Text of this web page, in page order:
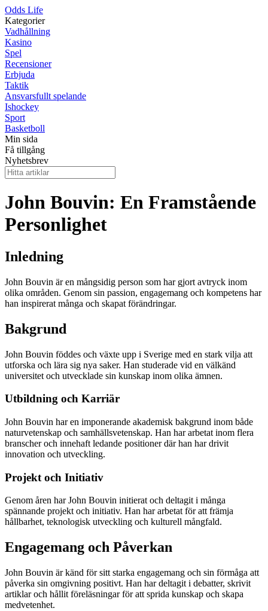
Odds Life
Kategorier
Vadhållning
Kasino
Spel
Recensioner
Erbjuda
Taktik
Ansvarsfullt spelande
Ishockey
Sport
Basketboll
Min sida
Få tillgång
Nyhetsbrev
John Bouvin: En Framstående
Personlighet
Inledning
John Bouvin är en mångsidig person som har gjort avtryck inom
olika områden. Genom sin passion, engagemang och kompetens har
han inspirerat många och skapat förändringar.
Bakgrund
John Bouvin föddes och växte upp i Sverige med en stark vilja att
utforska och lära sig nya saker. Han studerade vid en välkänd
universitet och utvecklade sin kunskap inom olika ämnen.
Utbildning och Karriär
John Bouvin har en imponerande akademisk bakgrund inom både
naturvetenskap och samhällsvetenskap. Han har arbetat inom flera
branscher och innehaft ledande positioner där han har drivit
innovation och utveckling.
Projekt och Initiativ
Genom åren har John Bouvin initierat och deltagit i många
spännande projekt och initiativ. Han har arbetat för att främja
hållbarhet, teknologisk utveckling och kulturell mångfald.
Engagemang och Påverkan
John Bouvin är känd för sitt starka engagemang och sin förmåga att
påverka sin omgivning positivt. Han har deltagit i debatter, skrivit
artiklar och hållit föreläsningar för att sprida kunskap och skapa
medvetenhet.